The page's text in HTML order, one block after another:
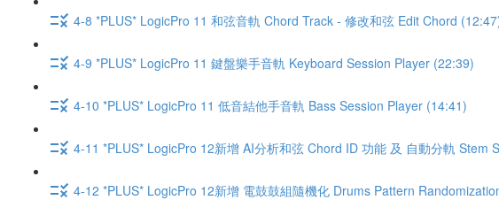
4-8 *PLUS* LogicPro 11 和弦音軌 Chord Track - 修改和弦 Edit Chord
4-9 *PLUS* LogicPro 11 鍵盤樂手音軌 Keyboard Session Player (22:39)
4-10 *PLUS* LogicPro 11 低音結他手音軌 Bass Session Player (14:41)
4-11 *PLUS* LogicPro 12新增 AI分析和弦 Chord ID 功能 及 自動分軌 Stem
4-12 *PLUS* LogicPro 12新增 電鼓鼓組隨機化 Drums Pattern